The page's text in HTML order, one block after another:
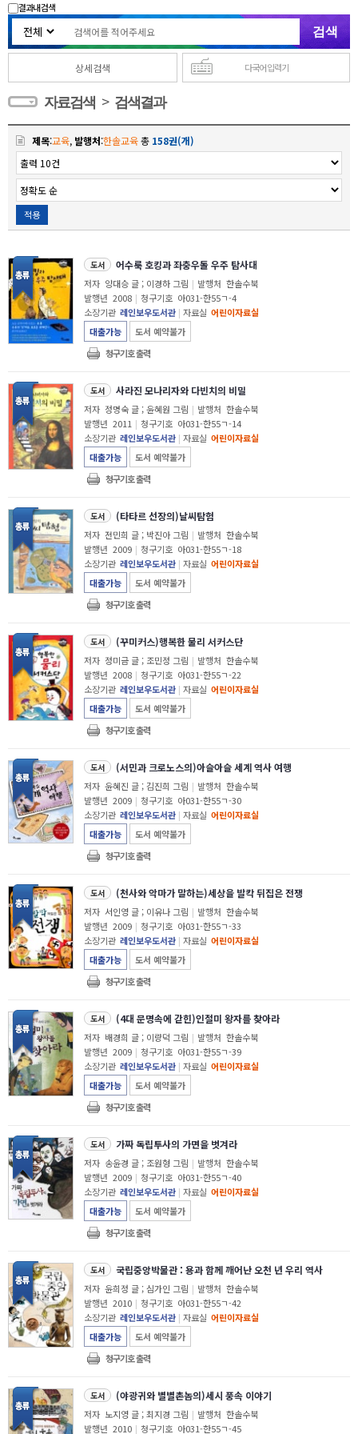
결과내 검색
상세검색 다국어 입력기
자료검색 > 검색결과
제목:교육, 발행처:한솔교육총 158권(개)
적용
도서 어수룩 호킹과 좌충우돌 우주 탐사대
저자 양대승 글 ; 이경하 그림 | 발행처 한솔수북
발행년 2008 | 청구기호 아031-한55ㄱ-4
소장기관 레인보우도서관 | 자료실 어린이자료실
대출가능
도서 예약불가
청구기호 출력
도서 사라진 모나리자와 다빈치의 비밀
저자 정명숙 글 ; 윤혜원 그림 | 발행처 한솔수북
발행년 2011 | 청구기호 아031-한55ㄱ-14
소장기관 레인보우도서관 | 자료실 어린이자료실
대출가능
도서 예약불가
청구기호 출력
도서 (타타르 선장의)날씨탐험
저자 전민희 글 ; 박진아 그림 | 발행처 한솔수북
발행년 2009 | 청구기호 아031-한55ㄱ-18
소장기관 레인보우도서관 | 자료실 어린이자료실
대출가능
도서 예약불가
청구기호 출력
도서 (꾸미커스)행복한 물리 서커스단
저자 정미금 글 ; 조민정 그림 | 발행처 한솔수북
발행년 2008 | 청구기호 아031-한55ㄱ-22
소장기관 레인보우도서관 | 자료실 어린이자료실
대출가능
도서 예약불가
청구기호 출력
도서 (서민과 크로노스의)아슬아슬 세계 역사 여행
저자 윤혜진 글 ; 김진희 그림 | 발행처 한솔수북
발행년 2009 | 청구기호 아031-한55ㄱ-30
소장기관 레인보우도서관 | 자료실 어린이자료실
대출가능
도서 예약불가
청구기호 출력
도서 (천사와 악마가 말하는)세상을 발칵 뒤집은 전쟁
저자 서인영 글 ; 이유나 그림 | 발행처 한솔수북
발행년 2009 | 청구기호 아031-한55ㄱ-33
소장기관 레인보우도서관 | 자료실 어린이자료실
대출가능
도서 예약불가
청구기호 출력
도서 (4대 문명속에 갇힌)인절미 왕자를 찾아라
저자 배경희 글 ; 이량덕 그림 | 발행처 한솔수북
발행년 2009 | 청구기호 아031-한55ㄱ-39
소장기관 레인보우도서관 | 자료실 어린이자료실
대출가능
도서 예약불가
청구기호 출력
도서 가짜 독립투사의 가면을 벗겨라
저자 송윤경 글 ; 조원형 그림 | 발행처 한솔수북
발행년 2009 | 청구기호 아031-한55ㄱ-40
소장기관 레인보우도서관 | 자료실 어린이자료실
대출가능
도서 예약불가
청구기호 출력
도서 국립중앙박물관 : 용과 함께 깨어난 오천 년 우리 역사
저자 윤희정 글 ; 심가인 그림 | 발행처 한솔수북
발행년 2010 | 청구기호 아031-한55ㄱ-42
소장기관 레인보우도서관 | 자료실 어린이자료실
대출가능
도서 예약불가
청구기호 출력
도서 (야광귀와 별별촌놈의)세시 풍속 이야기
저자 노지영 글 ; 최지경 그림 | 발행처 한솔수북
발행년 2010 | 청구기호 아031-한55ㄱ-45